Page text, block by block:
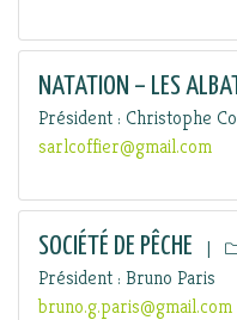
NATATION – LES
Président : Christophe
sarlcoffier@gmail.com
SOCIÉTÉ DE PÊCHE |
Président : Bruno Paris
bruno.g.paris@gmail.com